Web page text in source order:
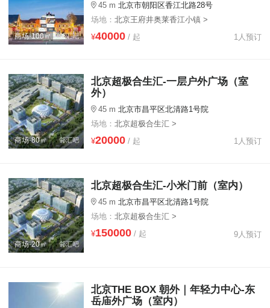
商场·100㎡
45 m 北京市朝阳区香江北路28号
场地： 北京王府井奥莱香江小镇 >
¥40000/ 起 1人预订
商场·80㎡
北京超极合生汇-一层户外广场（室
外）
45 m 北京市昌平区北清路1号院
场地： 北京超极合生汇 >
¥20000/ 起 1人预订
商场·20㎡
北京超极合生汇-小米门前（室内）
45 m 北京市昌平区北清路1号院
场地： 北京超极合生汇 >
¥150000/ 起 9人预订
北京THE BOX 朝外｜年轻力中心-东
岳庙外广场（室内）